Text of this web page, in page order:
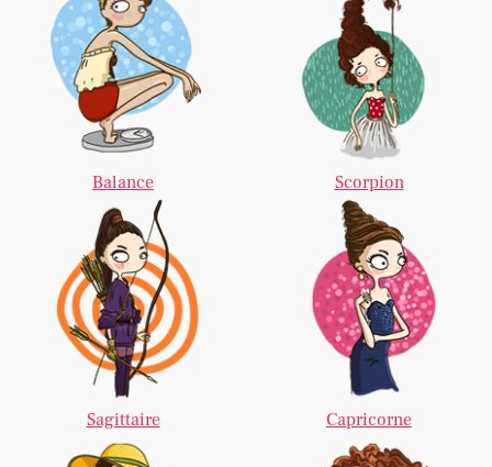
Balance Scorpion
Sagittaire Capricorne